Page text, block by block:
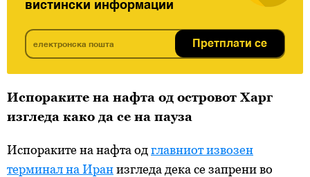
вистински информации
Претплати се
Испораките на нафта од островот Харг
изгледа како да се на пауза
Испораките на нафта одглавниот извозен
терминал на Иранизгледа дека се запрени во